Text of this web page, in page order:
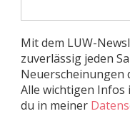
Mit dem LUW-
zuverlässig jeden
Neuerscheinungen
Alle wichtigen Infos
du in meiner